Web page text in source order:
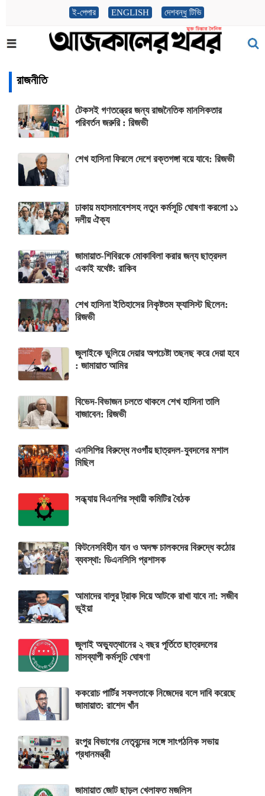
ই-পেপার ENGLISH দেশবন্ধু টিভি
রাজনীতি
টেকসই গণতন্ত্রের জন্য রাজনৈতিক মানসিকতার
পরিবর্তন জরুরি : রিজভী
শেখ হাসিনা ফিরলে দেশে রক্তগঙ্গা বয়ে যাবে: রিজভী
ঢাকায় মহাসমাবেশসহ নতুন কর্মসূচি ঘোষণা করলো ১১
দলীয় ঐক্য
জামায়াত-শিবিরকে মোকাবিলা করার জন্য ছাত্রদল
একাই যথেষ্ট: রাকিব
শেখ হাসিনা ইতিহাসের নিকৃষ্টতম ফ্যাসিস্ট ছিলেন:
রিজভী
জুলাইকে ভুলিয়ে দেয়ার অপচেষ্টা তছনছ করে দেয়া হবে
: জামায়াত আমির
বিভেদ-বিভাজন চলতে থাকলে শেখ হাসিনা তালি
বাজাবেন: রিজভী
এনসিপির বিরুদ্ধে নওগাঁয় ছাত্রদল-যুবদলের মশাল
মিছিল
সন্ধ্যায় বিএনপির স্থায়ী কমিটির বৈঠক
ফিটনেসবিহীন যান ও অদক্ষ চালকদের বিরুদ্ধে কঠোর
ব্যবস্থা: ডিএনসিসি প্রশাসক
আমাদের বালুর ট্রাক দিয়ে আটকে রাখা যাবে না: সজীব
ভূইয়া
জুলাই অভ্যুত্থানের ২ বছর পূর্তিতে ছাত্রদলের
মাসব্যাপী কর্মসূচি ঘোষণা
ককরোচ পার্টির সফলতাকে নিজেদের বলে দাবি করেছে
জামায়াত: রাশেদ খাঁন
রংপুর বিভাগের নেতৃবৃন্দের সঙ্গে সাংগঠনিক সভায়
প্রধানমন্ত্রী
জামায়াত জোট ছাড়ল খেলাফত মজলিস